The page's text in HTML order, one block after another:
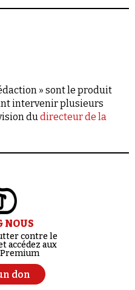
» sont le produit
intervenir plusieurs
dudirecteur de la
NOUS
contre le
accédez aux
don